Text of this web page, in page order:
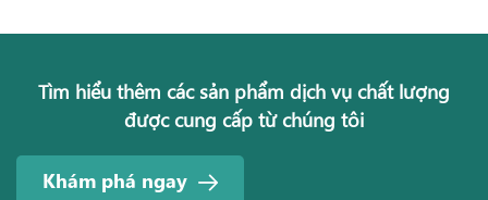
Tìm hiểu thêm các sản phẩm dịch vụ chất lượng
được cung cấp từ chúng tôi
Khám phá ngay